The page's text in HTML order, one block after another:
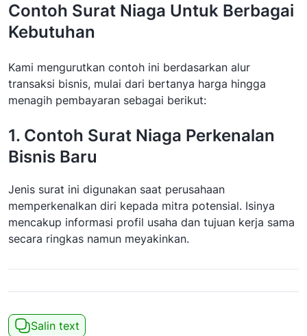
Contoh Surat Niaga Untuk Berbagai
Kebutuhan
Kami mengurutkan contoh ini berdasarkan alur
transaksi bisnis, mulai dari bertanya harga hingga
menagih pembayaran sebagai berikut:
1. Contoh Surat Niaga Perkenalan
Bisnis Baru
Jenis surat ini digunakan saat perusahaan
memperkenalkan diri kepada mitra potensial. Isinya
mencakup informasi profil usaha dan tujuan kerja sama
secara ringkas namun meyakinkan.
Salin text